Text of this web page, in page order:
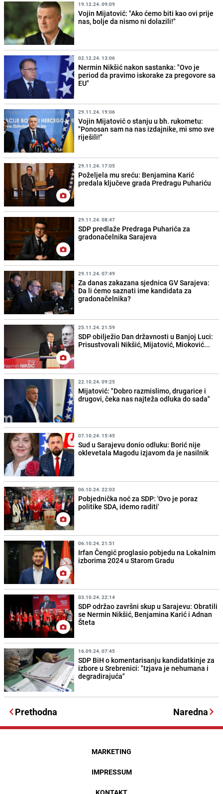
19.12.24. 09:09
Vojin Mijatović: "Ako ćemo biti kao ovi prije
nas, bolje da nismo ni dolazili!"
02.12.24. 13:06
Nermin Nikšić nakon sastanka: "Ovo je
period da pravimo iskorake za pregovore sa
EU"
29.11.24. 19:06
Vojin Mijatović o stanju u bh. rukometu:
"Ponosan sam na nas izdajnike, mi smo sve
riješili!"
29.11.24. 17:05
Poželjela mu sreću: Benjamina Karić
predala ključeve grada Predragu Puhariću
29.11.24. 08:47
SDP predlaže Predraga Puharića za
gradonačelnika Sarajeva
29.11.24. 07:49
Za danas zakazana sjednica GV Sarajeva:
Da li ćemo saznati ime kandidata za
gradonačelnika?
25.11.24. 21:59
SDP obilježio Dan državnosti u Banjoj Luci:
Prisustvovali Nikšić, Mijatović, Mioković...
22.10.24. 09:25
Mijatović: "Dobro razmislimo, drugarice i
drugovi, čeka nas najteža odluka do sada"
07.10.24. 15:45
Sud u Sarajevu donio odluku: Borić nije
oklevetala Magodu izjavom da je nasilnik
06.10.24. 22:03
Pobjednička noć za SDP: 'Ovo je poraz
politike SDA, idemo raditi'
06.10.24. 21:51
Irfan Čengić proglasio pobjedu na Lokalnim
izborima 2024 u Starom Gradu
03.10.24. 22:14
SDP održao završni skup u Sarajevu: Obratili
se Nermin Nikšić, Benjamina Karić i Adnan
Šteta
16.09.24. 07:45
SDP BiH o komentarisanju kandidatkinje za
izbore u Srebrenici: "Izjava je nehumana i
degradirajuća"
Prethodna Naredna
MARKETING
IMPRESSUM